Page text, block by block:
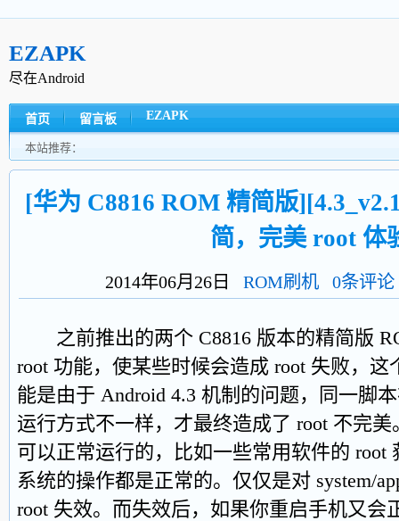
EZAPK
尽在Android
首页 留言板 EZAPK
本站推荐：
[华为 C8816 ROM 精简版
简，完美 root 体
2014年06月26日 ROM刷机 0条评论
之前推出的两个 C8816 版本的精简版
root 功能，使某些时候会造成 root 失败，
能是由于 Android 4.3 机制的问题，同一脚
运行方式不一样，才最终造成了 root 不完
可以正常运行的，比如一些常用软件的 root
系统的操作都是正常的。仅仅是对 system/
root 失效。而失效后，如果你重启手机又会